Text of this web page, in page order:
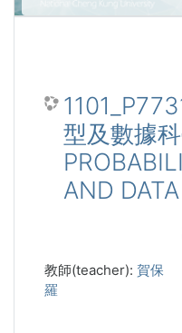
型及數據
AND
教師(teacher): 賀保
羅